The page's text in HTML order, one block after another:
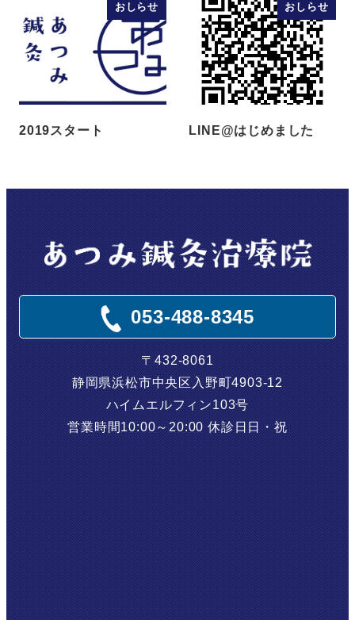
おしらせ
2019スタート
おしらせ
LINE@はじめました
053-488-8345
〒432-8061
静岡県浜松市中央区入野町4903-12
ハイムエルフィン103号
営業時間10:00～20:00 休診日 日・祝